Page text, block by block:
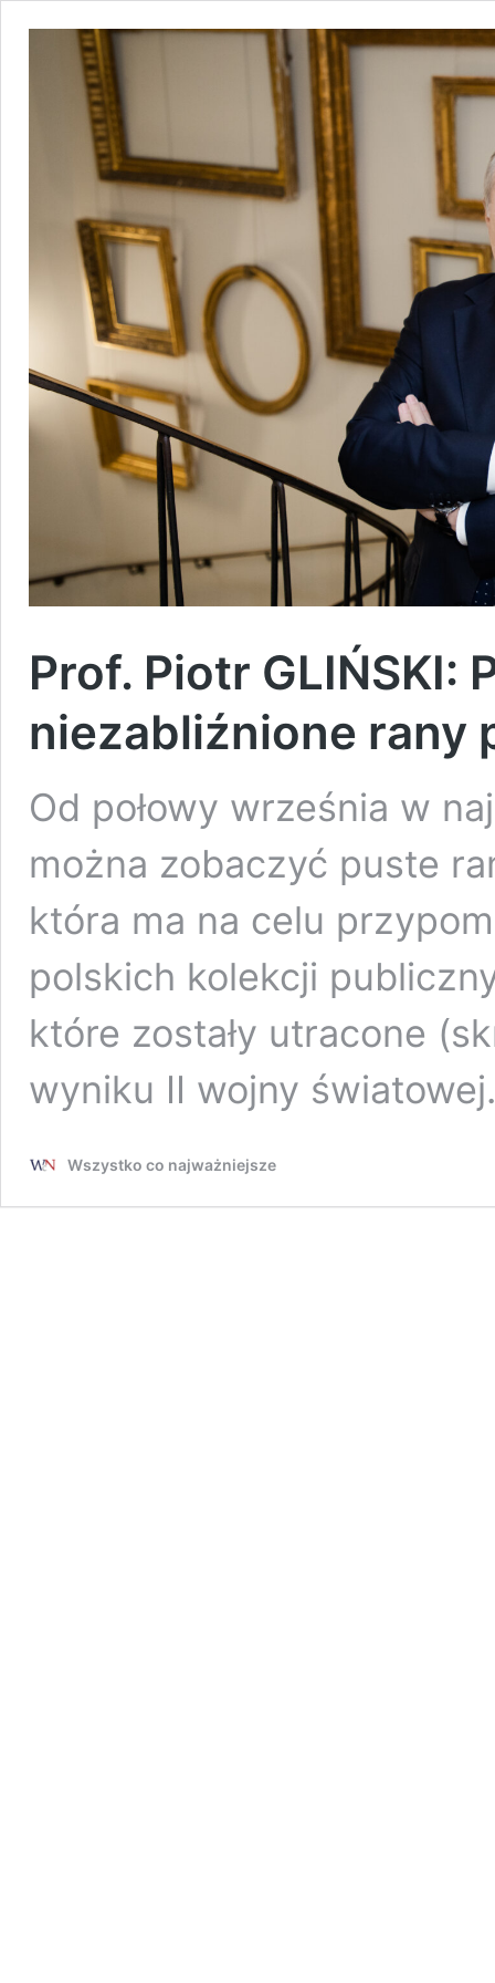
Prof. Piotr GLIŃSKI:
niezabliźnione rany
Od połowy września w
można zobaczyć puste
która ma na celu
polskich kolekcji
które zostały utracone
wyniku II wojny światowej.
Wszystko co najważniejsze